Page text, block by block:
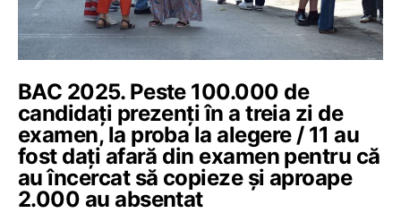
BAC 2025. Peste 100.000 de
candidați prezenți în a treia zi de
examen, la proba la alegere / 11 au
fost dați afară din examen pentru că
au încercat să copieze și aproape
2.000 au absentat